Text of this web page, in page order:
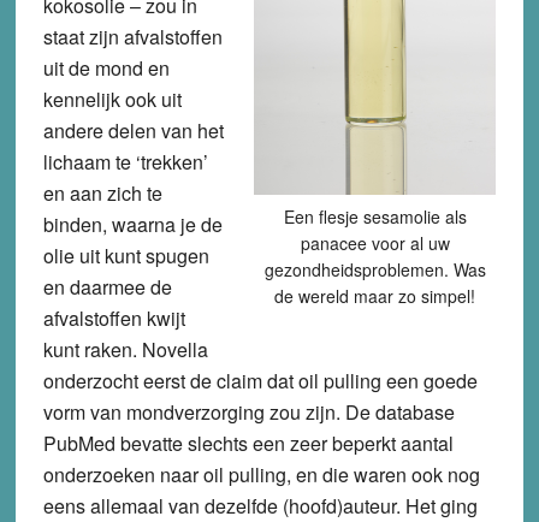
Een flesje sesamolie als
panacee voor al uw
gezondheidsproblemen. Was
de wereld maar zo simpel!
kokosolie – zou in
staat zijn afvalstoffen
uit de mond en
kennelijk ook uit
andere delen van het
lichaam te ‘trekken’
en aan zich te
binden, waarna je de
olie uit kunt spugen
en daarmee de
afvalstoffen kwijt
kunt raken. Novella
onderzocht eerst de claim dat oil pulling een goede
vorm van mondverzorging zou zijn. De database
PubMed bevatte slechts een zeer beperkt aantal
onderzoeken naar oil pulling, en die waren ook nog
eens allemaal van dezelfde (hoofd)auteur. Het ging